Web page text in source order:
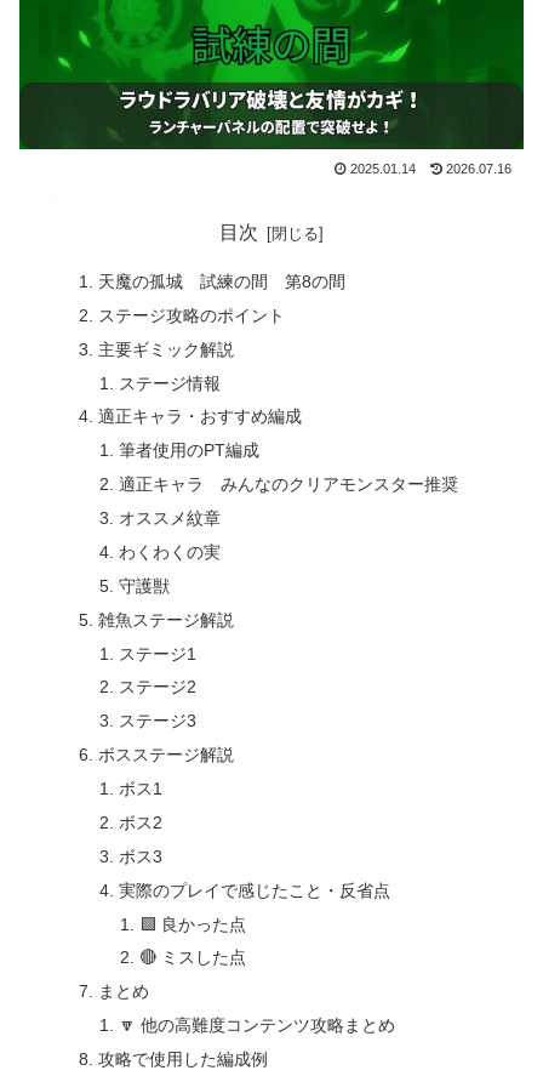
2025.01.14 2026.07.16
目次
天魔の孤城 試練の間 第8の間
ステージ攻略のポイント
主要ギミック解説
ステージ情報
適正キャラ・おすすめ編成
筆者使用のPT編成
適正キャラ みんなのクリアモンスター推奨
オススメ紋章
わくわくの実
守護獣
雑魚ステージ解説
ステージ1
ステージ2
ステージ3
ボスステージ解説
ボス1
ボス2
ボス3
実際のプレイで感じたこと・反省点
🟩 良かった点
🔴 ミスした点
まとめ
🔽 他の高難度コンテンツ攻略まとめ
攻略で使用した編成例